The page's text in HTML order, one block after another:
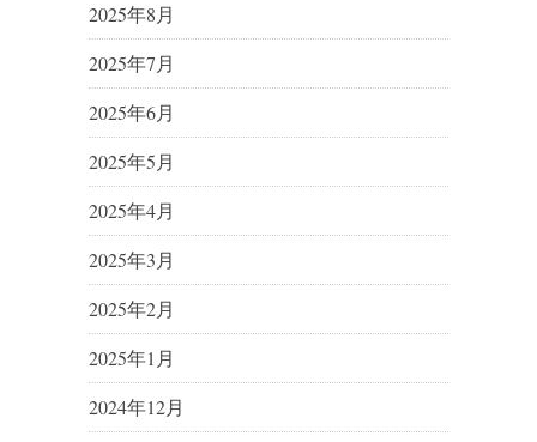
2025年8月
2025年7月
2025年6月
2025年5月
2025年4月
2025年3月
2025年2月
2025年1月
2024年12月